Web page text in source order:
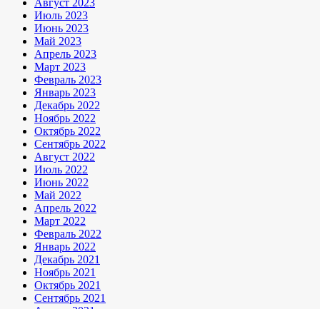
Август 2023
Июль 2023
Июнь 2023
Май 2023
Апрель 2023
Март 2023
Февраль 2023
Январь 2023
Декабрь 2022
Ноябрь 2022
Октябрь 2022
Сентябрь 2022
Август 2022
Июль 2022
Июнь 2022
Май 2022
Апрель 2022
Март 2022
Февраль 2022
Январь 2022
Декабрь 2021
Ноябрь 2021
Октябрь 2021
Сентябрь 2021